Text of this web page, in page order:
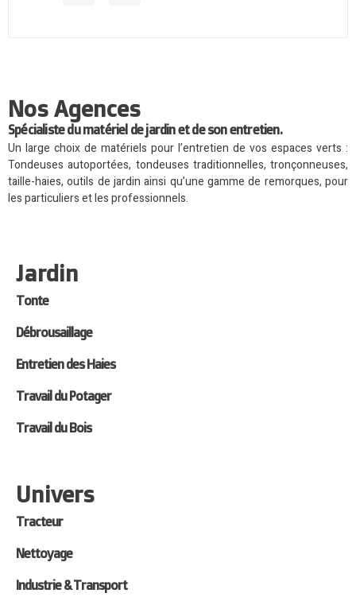
Nos Agences
Spécialiste du matériel de jardin et de son entretien.
Un large choix de matériels pour l’entretien de vos espaces verts :
Tondeuses autoportées, tondeuses traditionnelles, tronçonneuses,
taille-haies, outils de jardin ainsi qu’une gamme de remorques, pour
les particuliers et les professionnels.
Jardin
Tonte
Débrousaillage
Entretien des Haies
Travail du Potager
Travail du Bois
Univers
Tracteur
Nettoyage
Industrie & Transport